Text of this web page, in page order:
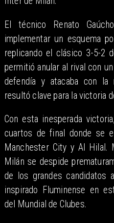
El técnico Renato
implementar un esquema
replicando el clásico 3-5-2
permitió anular al rival con
defendía y atacaba con la
resultó clave para la victoria
Con esta inesperada
cuartos de final donde se
Manchester City y Al
Milán se despide
de los grandes candidatos
inspirado Fluminense en
del Mundial de Clubes.